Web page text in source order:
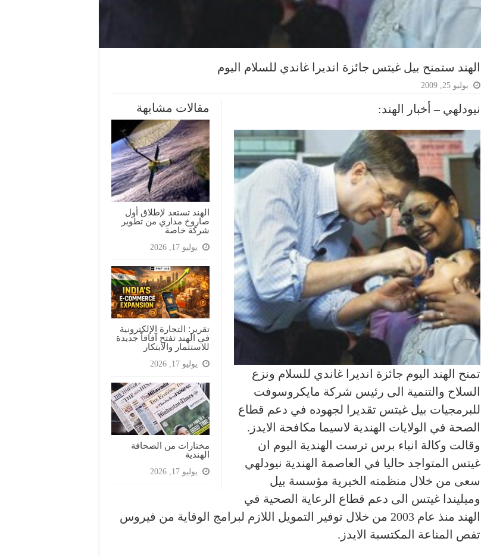
الهند ستمنح بيل غيتس جائزة انديرا غاندي للسلام اليوم
يوليو 25, 2009
مقالات مشابهة
الهند تستعد لإطلاق أول
صاروخ مداري من تطوير
شركة خاصة
يوليو 17, 2026
تقرير: التجارة الإلكترونية
في الهند تفتح آفاقاً جديدة
للاستثمار والابتكار
يوليو 17, 2026
مختارات من الصحافة
الهندية
يوليو 17, 2026
نيودلهي – أخبار الهند:
تمنح الهند اليوم جائزة انديرا غاندي للسلام ونزع
السلاح والتنمية الى رئيس شركة مايكروسوفت
للبرمجيات بيل غيتس تقديرا لجهوده في دعم قطاع
الصحة في الولايات الهندية لاسيما مكافحة الايدز.
وقالت وكالة انباء برس ترست الهندية اليوم ان
غيتس المتواجد حاليا في العاصمة الهندية نيودلهي
سعى من خلال منظمته الخيرية مؤسسة بيل
وميليندا غيتس الى دعم قطاع الرعاية الصحية في
الهند منذ عام 2003 من خلال توفير التمويل اللازم لبرامج الوقاية من فيروس
تفص المناعة المكتسبة الايدز.